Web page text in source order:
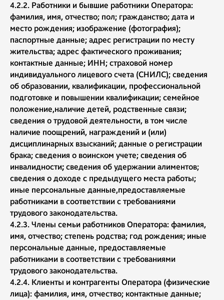
4.2.2. Работники и бывшие работники Оператора:
фамилия, имя, отчество; пол; гражданство; дата и
место рождения; изображение (фотография);
паспортные данные; адрес регистрации по месту
жительства; адрес фактического проживания;
контактные данные; ИНН; страховой номер
индивидуального лицевого счета (СНИЛС); сведения
об образовании, квалификации, профессиональной
подготовке и повышении квалификации; семейное
положение,наличие детей, родственные связи;
сведения о трудовой деятельности, в том числе
наличие поощрений, награждений и (или)
дисциплинарных взысканий; данные о регистрации
брака; сведения о воинском учете; сведения об
инвалидности; сведения об удержании алиментов;
сведения о доходе с предыдущего места работы;
иные персональные данные,предоставляемые
работниками в соответствии с требованиями
трудового законодательства.
4.2.3. Члены семьи работников Оператора: фамилия,
имя, отчество; степень родства; год рождения; иные
персональные данные, предоставляемые
работниками в соответствии с требованиями
трудового законодательства.
4.2.4. Клиенты и контрагенты Оператора (физические
лица): фамилия, имя, отчество; контактные данные;